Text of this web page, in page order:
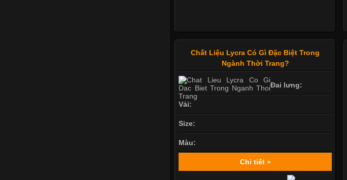
Chất Liệu Lycra Có Gì Đặc Biệt Trong
Ngành Thời Trang?
Đai lưng:
Vải:
Size:
Màu:
Chi tiết »